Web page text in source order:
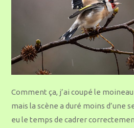
Comment ça, j’ai coupé le moineau
mais la scène a duré moins d’une
eu le temps de cadrer